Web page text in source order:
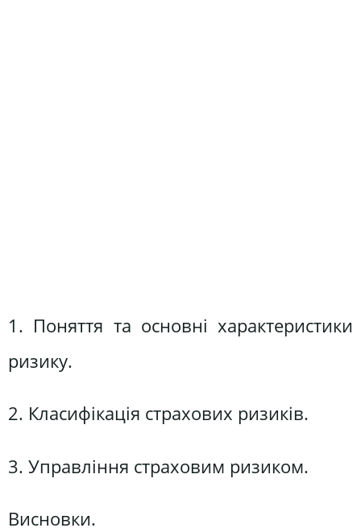
1. Поняття та основні характеристики
ризику.
2. Класифікація страхових ризиків.
3. Управління страховим ризиком.
Висновки.